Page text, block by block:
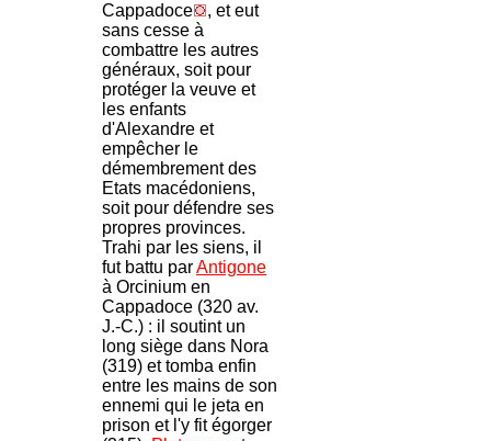
Cappadoce
, et eut
sans cesse à
combattre les autres
généraux, soit pour
protéger la veuve et
les enfants
d'Alexandre et
empêcher le
démembrement des
Etats macédoniens,
soit pour défendre ses
propres provinces.
Trahi par les siens, il
fut battu parAntigone
à Orcinium en
Cappadoce (320 av.
J.-C.) : il soutint un
long siège dans Nora
(319) et tomba enfin
entre les mains de son
ennemi qui le jeta en
prison et l'y fit égorger